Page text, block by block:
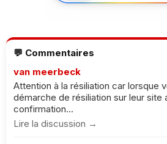
💬 Commentaires
van meerbeck
Attention à la résiliation car lorsque
démarche de résiliation sur leur site
confirmation...
Lire la discussion →